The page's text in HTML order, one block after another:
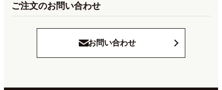
ご注文のお問い合わせ
お問い合わせ